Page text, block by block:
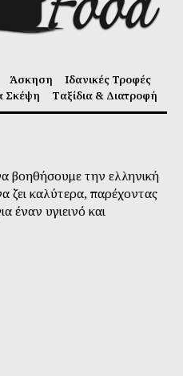
Άσκηση
Ιδανικές Τροφές
Σκέψη Ταξίδια & Διατροφή
βοηθήσουμε την ελληνική
ζει καλύτερα, παρέχοντας
έναν υγιεινό και